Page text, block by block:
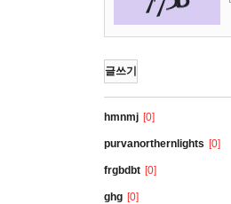
글쓰기
hmnmj [0]
purvanorthernlights [0]
frgbdbt [0]
ghg [0]